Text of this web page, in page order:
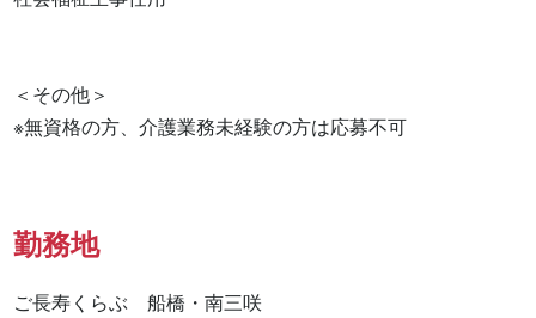
＜その他＞
※無資格の方、介護業務未経験の方は応募不可
勤務地
ご長寿くらぶ　船橋・南三咲